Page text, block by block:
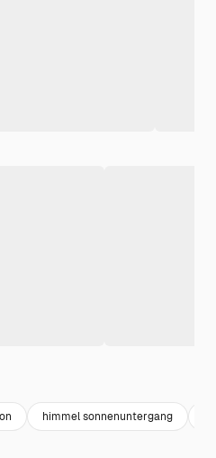
himmel sonnenuntergang